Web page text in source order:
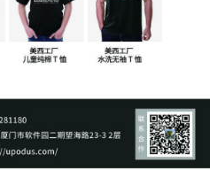
运费”与“原标准渠道运费”的
输方式、始发地和目的地不同